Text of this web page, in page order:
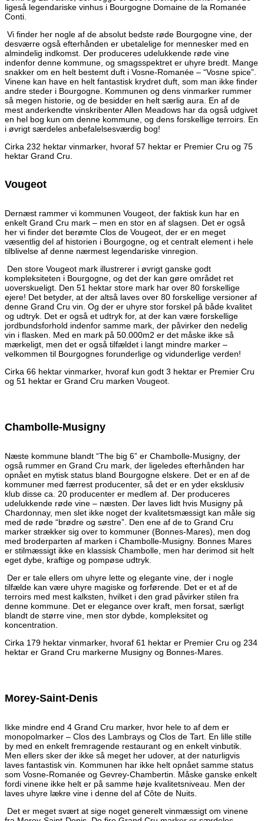
ligeså legendariske vinhus i Bourgogne Domaine de la Romanée
Conti.
Vi finder her nogle af de absolut bedste røde Bourgogne vine, der
desværre også efterhånden er ubetalelige for mennesker med en
almindelig indkomst. Der produceres udelukkende røde vine
indenfor denne kommune, og smagsspektret er uhyre bredt. Mange
snakker om en helt bestemt duft i Vosne-Romanée – “Vosne spice”.
Vinene kan have en helt fantastisk krydret duft, som man ikke finder
andre steder i Bourgogne. Kommunen og dens vinmarker rummer
så megen historie, og de besidder en helt særlig aura. En af de
mest anderkendte vinskribenter Allen Meadows har da også udgivet
en hel bog kun om denne kommune, og dens forskellige terroirs. En
i øvrigt særdeles anbefalelsesværdig bog!
Cirka 232 hektar vinmarker, hvoraf 57 hektar er Premier Cru og 75
hektar Grand Cru.
Vougeot
Dernæst rammer vi kommunen Vougeot, der faktisk kun har en
enkelt Grand Cru mark – men en stor en af slagsen. Det er også
her vi finder det berømte Clos de Vougeot, der er en meget
væsentlig del af historien i Bourgogne, og et centralt element i hele
tilblivelse af denne nærmest legendariske vinregion.
Den store Vougeot mark illustrerer i øvrigt ganske godt
kompleksiteten i Bourgogne, og det der kan gøre området ret
uoverskueligt. Den 51 hektar store mark har over 80 forskellige
ejere! Det betyder, at der altså laves over 80 forskellige versioner af
denne Grand Cru vin. Og der er uhyre stor forskel på både kvalitet
og udtryk. Det er også et udtryk for, at der kan være forskellige
jordbundsforhold indenfor samme mark, der påvirker den nedelig
vin i flasken. Med en mark på 50.000m2 er det måske ikke så
mærkeligt, men det er også tilfældet i langt mindre marker –
velkommen til Bourgognes forunderlige og vidunderlige verden!
Cirka 66 hektar vinmarker, hvoraf kun godt 3 hektar er Premier Cru
og 51 hektar er Grand Cru marken Vougeot.
Chambolle-Musigny
Næste kommune blandt “The big 6” er Chambolle-Musigny, der
også rummer en Grand Cru mark, der ligeledes efterhånden har
opnået en mytisk status bland Bourgogne elskere. Det er en af de
kommuner med færrest producenter, så det er en yder eksklusiv
klub disse ca. 20 producenter er medlem af. Der produceres
udelukkende røde vine – næsten. Der laves lidt hvis Musigny på
Chardonnay, men slet ikke noget der kvalitetsmæssigt kan måle sig
med de røde “brødre og søstre”. Den ene af de to Grand Cru
marker strækker sig over to kommuner (Bonnes-Mares), men dog
med broderparten af marken i Chambolle-Musigny. Bonnes Mares
er stilmæssigt ikke en klassisk Chambolle, men har derimod sit helt
eget dybe, kraftige og pompøse udtryk.
Der er tale ellers om uhyre lette og elegante vine, der i nogle
tilfælde kan være uhyre magiske og forførende. Det er et af de
terroirs med mest kalksten, hvilket i den grad påvirker stilen fra
denne kommune. Det er elegance over kraft, men forsat, særligt
blandt de større vine, men stor dybde, kompleksitet og
koncentration.
Cirka 179 hektar vinmarker, hvoraf 61 hektar er Premier Cru og 234
hektar er Grand Cru markerne Musigny og Bonnes-Mares.
Morey-Saint-Denis
Ikke mindre end 4 Grand Cru marker, hvor hele to af dem er
monopolmarker – Clos des Lambrays og Clos de Tart. En lille stille
by med en enkelt fremragende restaurant og en enkelt vinbutik.
Men ellers sker der ikke så meget her udover, at der naturligvis
laves fantastisk vin. Kommunen har ikke helt opnået samme status
som Vosne-Romanée og Gevrey-Chambertin. Måske ganske enkelt
fordi vinene ikke helt er på samme høje kvalitetsniveau. Men der
laves uhyre lækre vine i denne del af Côte de Nuits.
Det er meget svært at sige noget generelt vinmæssigt om vinene